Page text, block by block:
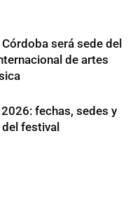
Córdoba será sede del
de artes
fechas, sedes y
festival